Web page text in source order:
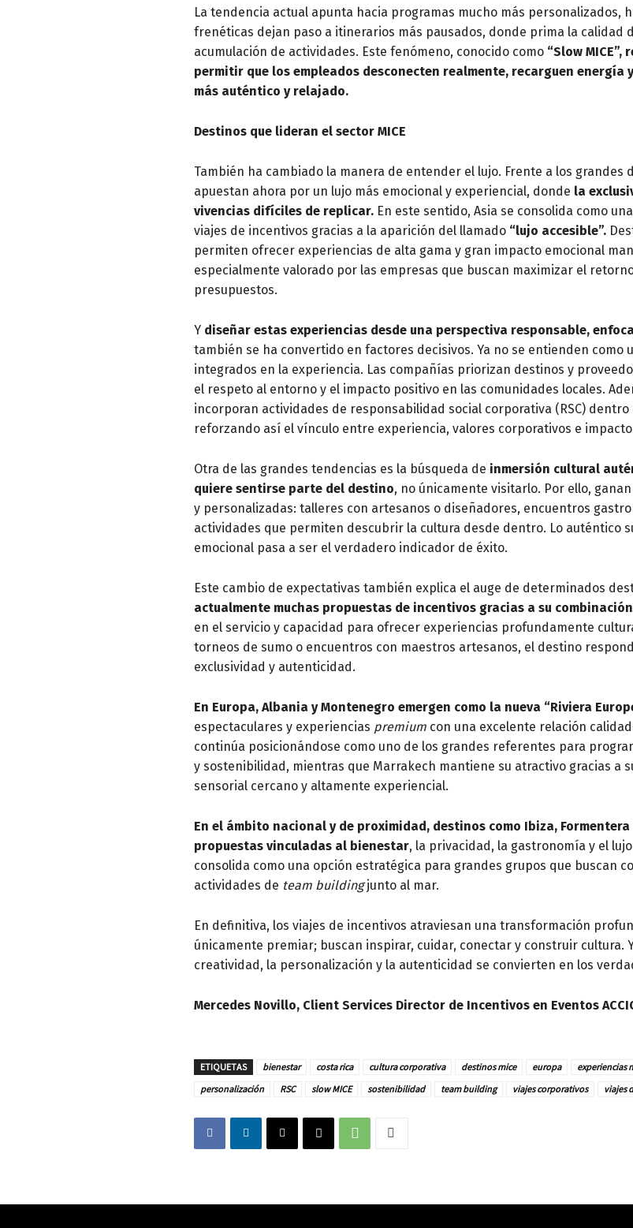
La tendencia actual apunta hacia programas mucho más personalizados,
frenéticas dejan paso a itinerarios más pausados, donde prima la calidad
acumulación de actividades. Este fenómeno, conocido como “Slow
permitir que los empleados desconecten realmente, recarguen energía
más auténtico y relajado.
Destinos que lideran el sector MICE
También ha cambiado la manera de entender el lujo. Frente a los grandes
apuestan ahora por un lujo más emocional y experiencial, donde la
vivencias difíciles de replicar. En este sentido, Asia se consolida como
viajes de incentivos gracias a la aparición del llamado “lujo accesible”.
permiten ofrecer experiencias de alta gama y gran impacto emocional
especialmente valorado por las empresas que buscan maximizar el
presupuestos.
Y diseñar estas experiencias desde una perspectiva responsable,
también se ha convertido en factores decisivos. Ya no se entienden como
integrados en la experiencia. Las compañías priorizan destinos y
el respeto al entorno y el impacto positivo en las comunidades locales.
incorporan actividades de responsabilidad social corporativa (RSC)
reforzando así el vínculo entre experiencia, valores corporativos e impacto
Otra de las grandes tendencias es la búsqueda de inmersión cultural
quiere sentirse parte del destino, no únicamente visitarlo. Por ello,
y personalizadas: talleres con artesanos o diseñadores, encuentros
actividades que permiten descubrir la cultura desde dentro. Lo auténtico
emocional pasa a ser el verdadero indicador de éxito.
Este cambio de expectativas también explica el auge de determinados
actualmente muchas propuestas de incentivos gracias a su
en el servicio y capacidad para ofrecer experiencias profundamente
torneos de sumo o encuentros con maestros artesanos, el destino
exclusividad y autenticidad.
En Europa, Albania y Montenegro emergen como la nueva “Riviera
espectaculares y experiencias premium con una excelente relación
continúa posicionándose como uno de los grandes referentes para
y sostenibilidad, mientras que Marrakech mantiene su atractivo gracias a
sensorial cercano y altamente experiencial.
En el ámbito nacional y de proximidad, destinos como Ibiza,
propuestas vinculadas al bienestar, la privacidad, la gastronomía y el
consolida como una opción estratégica para grandes grupos que buscan
actividades de team buildingjunto al mar.
En definitiva, los viajes de incentivos atraviesan una transformación
únicamente premiar; buscan inspirar, cuidar, conectar y construir cultura.
creatividad, la personalización y la autenticidad se convierten en los
Mercedes Novillo, Client Services Director de Incentivos en Eventos
ETIQUETAS bienestar costa rica cultura corporativa destinos mice europa experiencias
personalización
RSC slow MICE sostenibilidad team building viajes corporativos viajes